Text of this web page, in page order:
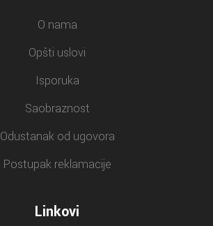
O nama
Opšti uslovi
Isporuka
Saobraznost
Odustanak od ugovora
Postupak reklamacije
Linkovi